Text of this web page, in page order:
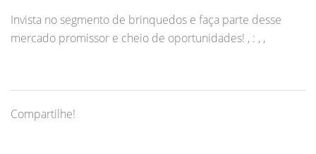
Invista no segmento de brinquedos e faça parte desse
mercado promissor e cheio de oportunidades! , : , ,
Compartilhe!